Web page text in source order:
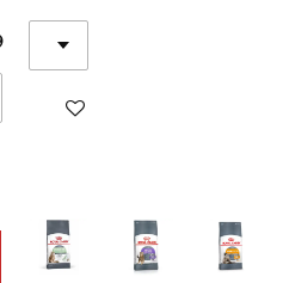
In winkelwagen